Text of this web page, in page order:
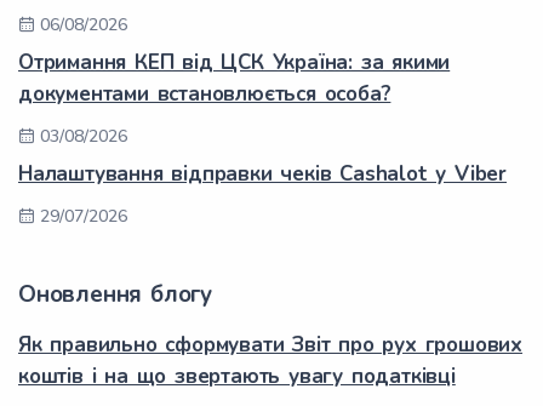
06/08/2026
Отримання КЕП від ЦСК Україна: за якими
документами встановлюється особа?
03/08/2026
Налаштування відправки чеків Cashalot у Viber
29/07/2026
Оновлення блогу
Як правильно сформувати Звіт про рух грошових
коштів і на що звертають увагу податківці